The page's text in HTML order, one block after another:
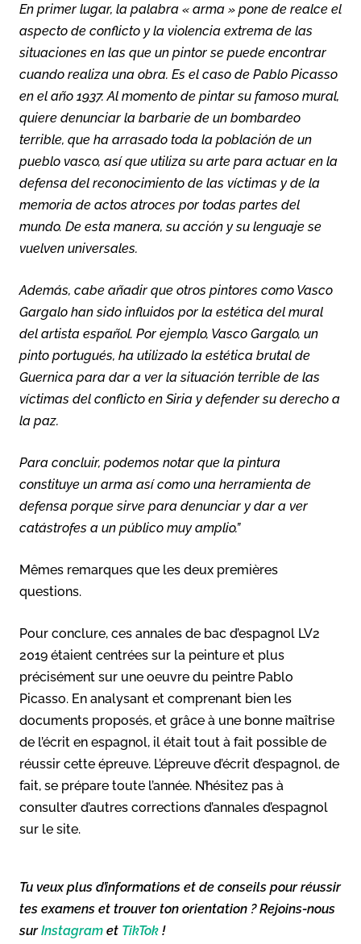
En primer lugar, la palabra « arma » pone de realce el
aspecto de conflicto y la violencia extrema de las
situaciones en las que un pintor se puede encontrar
cuando realiza una obra. Es el caso de Pablo Picasso
en el año 1937. Al momento de pintar su famoso mural,
quiere denunciar la barbarie de un bombardeo
terrible, que ha arrasado toda la población de un
pueblo vasco, así que utiliza su arte para actuar en la
defensa del reconocimiento de las víctimas y de la
memoria de actos atroces por todas partes del
mundo. De esta manera, su acción y su lenguaje se
vuelven universales.
Además, cabe añadir que otros pintores como Vasco
Gargalo han sido influidos por la estética del mural
del artista español. Por ejemplo, Vasco Gargalo, un
pinto portugués, ha utilizado la estética brutal de
Guernica para dar a ver la situación terrible de las
víctimas del conflicto en Siria y defender su derecho a
la paz.
Para concluir, podemos notar que la pintura
constituye un arma así como una herramienta de
defensa porque sirve para denunciar y dar a ver
catástrofes a un público muy amplio.”
Mêmes remarques que les deux premières
questions.
Pour conclure, ces annales de bac d’espagnol LV2
2019 étaient centrées sur la peinture et plus
précisément sur une oeuvre du peintre Pablo
Picasso. En analysant et comprenant bien les
documents proposés, et grâce à une bonne maîtrise
de l’écrit en espagnol, il était tout à fait possible de
réussir cette épreuve. L’épreuve d’écrit d’espagnol, de
fait, se prépare toute l’année. N’hésitez pas à
consulter d’autres corrections d’annales d’espagnol
sur le site.
Tu veux plus d’informations et de conseils pour réussir
tes examens et trouver ton orientation ? Rejoins-nous
surInstagram et TikTok !